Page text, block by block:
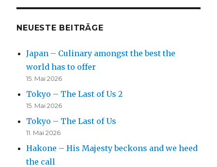
NEUESTE BEITRÄGE
Japan – Culinary amongst the best the
world has to offer
15. Mai 2026
Tokyo – The Last of Us 2
15. Mai 2026
Tokyo – The Last of Us
11. Mai 2026
Hakone – His Majesty beckons and we heed
the call